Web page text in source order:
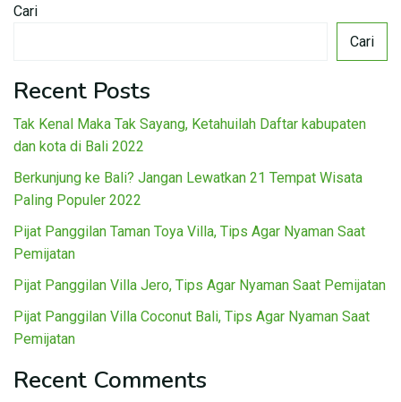
Cari
Cari
Recent Posts
Tak Kenal Maka Tak Sayang, Ketahuilah Daftar kabupaten
dan kota di Bali 2022
Berkunjung ke Bali? Jangan Lewatkan 21 Tempat Wisata
Paling Populer 2022
Pijat Panggilan Taman Toya Villa, Tips Agar Nyaman Saat
Pemijatan
Pijat Panggilan Villa Jero, Tips Agar Nyaman Saat Pemijatan
Pijat Panggilan Villa Coconut Bali, Tips Agar Nyaman Saat
Pemijatan
Recent Comments